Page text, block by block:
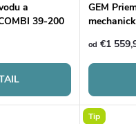
a
39-200
GEM
od €1
Tip